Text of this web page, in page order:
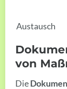
Austausch
von
Die